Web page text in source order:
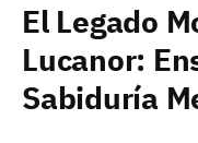
El Legado
Lucanor:
Sabiduría